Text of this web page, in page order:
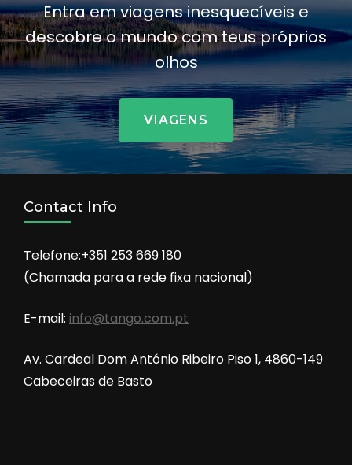
Entra em viagens inesquecíveis e
descobre o mundo com teus próprios
olhos
VIAGENS
Contact Info
Telefone:+351 253 669 180
(Chamada para a rede fixa nacional)
E-mail: info@tango.com.pt
Av. Cardeal Dom António Ribeiro Piso 1, 4860-149
Cabeceiras de Basto